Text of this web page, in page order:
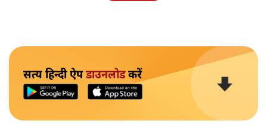
सत्य हिन्दी ऐपडाउनलोडकरें